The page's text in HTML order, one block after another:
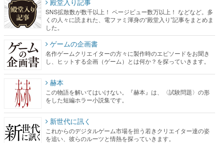
SNS拡散数が数千以上！ ページビュー数万以上！ などなど。多
くの人々に読まれた、電ファミ渾身の“殿堂入り”記事をまとめま
した。
ゲームの企画書
名作ゲームクリエイターの方々に製作時のエピソードをお聞き
し、ヒットする企画（ゲーム）とは何か？を探っていきます。
赫本
この物語を解いてはいけない。『赫本』は、〈試験問題〉の形
をした短編ホラー小説集です。
新世代に訊く
これからのデジタルゲーム市場を担う若きクリエイター達の姿
を追い、彼らのルーツと情熱を探っていきます。